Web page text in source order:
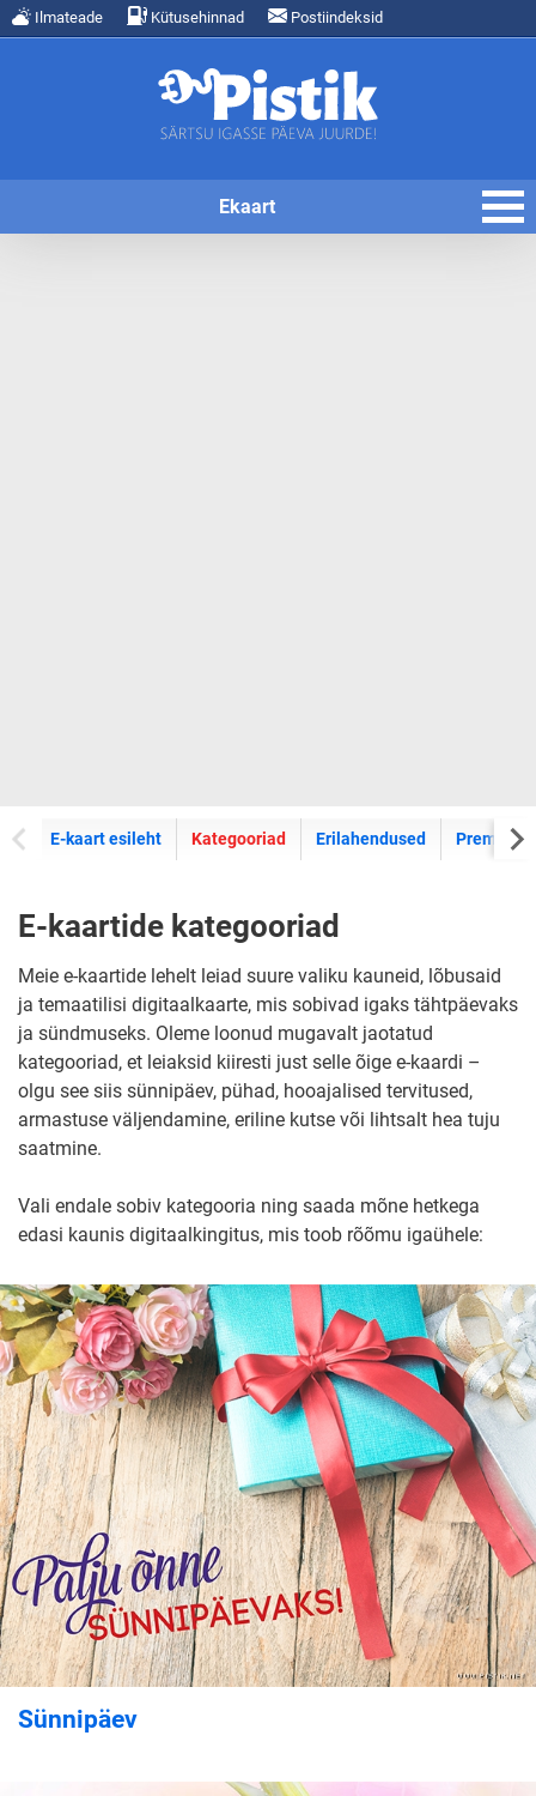
Ilmateade Kütusehinnad Postiindeksid
Ekaart
E-kaart esileht E-kaartide
Kategooriad Erilahendused Premium
E-kaartide kategooriad
Meie e-kaartide lehelt leiad suure valiku kauneid, lõbusaid
ja temaatilisi digitaalkaarte, mis sobivad igaks tähtpäevaks
ja sündmuseks. Oleme loonud mugavalt jaotatud
kategooriad, et leiaksid kiiresti just selle õige e-kaardi –
olgu see siis sünnipäev, pühad, hooajalised tervitused,
armastuse väljendamine, eriline kutse või lihtsalt hea tuju
saatmine.
Vali endale sobiv kategooria ning saada mõne hetkega
edasi kaunis digitaalkingitus, mis toob rõõmu igaühele:
Sünnipäev